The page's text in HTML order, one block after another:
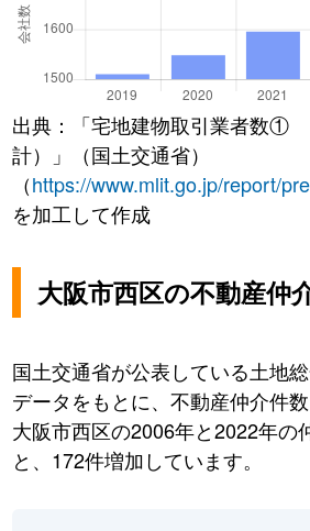
出典：「宅地建物取引業者数①
計）」（国土交通省）
（https://www.mlit.go.jp/report/
を加工して作成
大阪市西区の不動産仲
国土交通省が公表している土地
データをもとに、不動産仲介件数
大阪市西区の2006年と2022年の
と、172件増加しています。